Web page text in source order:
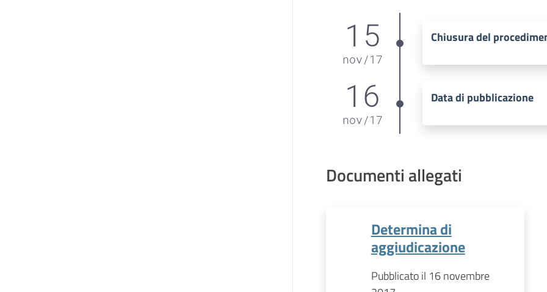
15
nov/17
Chiusura del
16
nov/17
Data di pubblicazione
Documenti allegati
Determina di
aggiudicazione
Pubblicato il 16 novembre